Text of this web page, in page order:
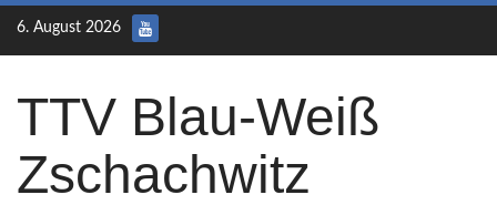
Skip
content
6. August 2026
TTV Blau-Weiß
Zschachwitz